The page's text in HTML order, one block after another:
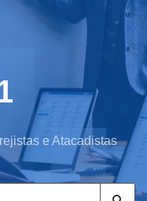
e Atacadistas